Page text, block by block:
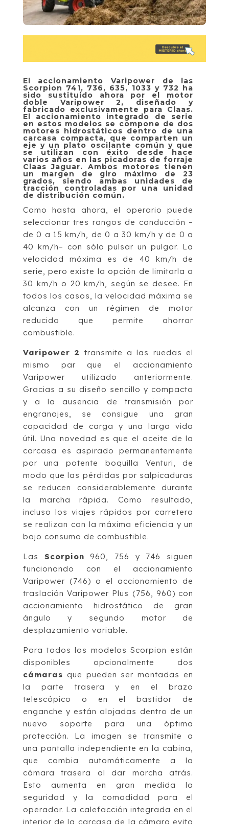
El accionamiento Varipower de las
Scorpion 741, 736, 635, 1033 y 732 ha
sido sustituido ahora por el motor
doble Varipower 2, diseñado y
fabricado exclusivamente para Claas.
El accionamiento integrado de serie
en estos modelos se compone de dos
motores hidrostáticos dentro de una
carcasa compacta, que comparten un
eje y un plato oscilante común y que
se utilizan con éxito desde hace
varios años en las picadoras de forraje
Claas Jaguar. Ambos motores tienen
un margen de giro máximo de 23
grados, siendo ambas unidades de
tracción controladas por una unidad
de distribución común.
Como hasta ahora, el operario puede
seleccionar tres rangos de conducción –
de 0 a 15 km/h, de 0 a 30 km/h y de 0 a
40 km/h– con sólo pulsar un pulgar. La
velocidad máxima es de 40 km/h de
serie, pero existe la opción de limitarla a
30 km/h o 20 km/h, según se desee. En
todos los casos, la velocidad máxima se
alcanza con un régimen de motor
reducido que permite ahorrar
combustible.
Varipower 2 transmite a las ruedas el
mismo par que el accionamiento
Varipower utilizado anteriormente.
Gracias a su diseño sencillo y compacto
y a la ausencia de transmisión por
engranajes, se consigue una gran
capacidad de carga y una larga vida
útil. Una novedad es que el aceite de la
carcasa es aspirado permanentemente
por una potente boquilla Venturi, de
modo que las pérdidas por salpicaduras
se reducen considerablemente durante
la marcha rápida. Como resultado,
incluso los viajes rápidos por carretera
se realizan con la máxima eficiencia y un
bajo consumo de combustible.
Las Scorpion 960, 756 y 746 siguen
funcionando con el accionamiento
Varipower (746) o el accionamiento de
traslación Varipower Plus (756, 960) con
accionamiento hidrostático de gran
ángulo y segundo motor de
desplazamiento variable.
Para todos los modelos Scorpion están
disponibles opcionalmente dos
cámaras que pueden ser montadas en
la parte trasera y en el brazo
telescópico o en el bastidor de
enganche y están alojadas dentro de un
nuevo soporte para una óptima
protección. La imagen se transmite a
una pantalla independiente en la cabina,
que cambia automáticamente a la
cámara trasera al dar marcha atrás.
Esto aumenta en gran medida la
seguridad y la comodidad para el
operador. La calefacción integrada en el
interior de la carcasa de la cámara evita